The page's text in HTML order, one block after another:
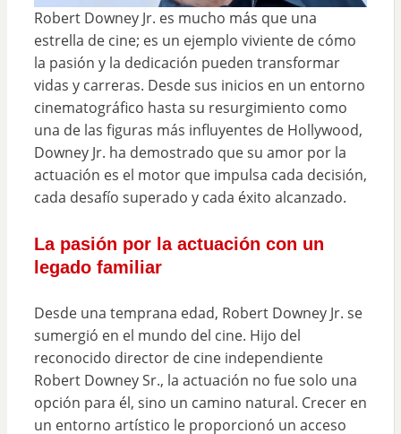
Robert Downey Jr. es mucho más que una
estrella de cine; es un ejemplo viviente de cómo
la pasión y la dedicación pueden transformar
vidas y carreras. Desde sus inicios en un entorno
cinematográfico hasta su resurgimiento como
una de las figuras más influyentes de Hollywood,
Downey Jr. ha demostrado que su amor por la
actuación es el motor que impulsa cada decisión,
cada desafío superado y cada éxito alcanzado.
La pasión por la actuación con un
legado familiar
Desde una temprana edad, Robert Downey Jr. se
sumergió en el mundo del cine. Hijo del
reconocido director de cine independiente
Robert Downey Sr., la actuación no fue solo una
opción para él, sino un camino natural. Crecer en
un entorno artístico le proporcionó un acceso